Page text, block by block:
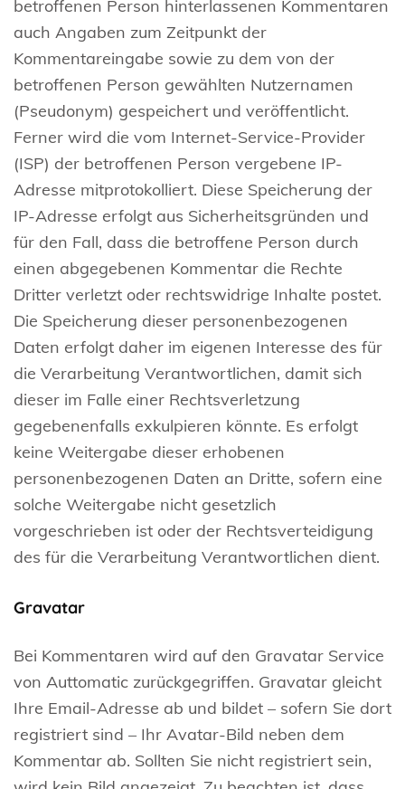
betroffenen Person hinterlassenen Kommentaren
auch Angaben zum Zeitpunkt der
Kommentareingabe sowie zu dem von der
betroffenen Person gewählten Nutzernamen
(Pseudonym) gespeichert und veröffentlicht.
Ferner wird die vom Internet-Service-Provider
(ISP) der betroffenen Person vergebene IP-
Adresse mitprotokolliert. Diese Speicherung der
IP-Adresse erfolgt aus Sicherheitsgründen und
für den Fall, dass die betroffene Person durch
einen abgegebenen Kommentar die Rechte
Dritter verletzt oder rechtswidrige Inhalte postet.
Die Speicherung dieser personenbezogenen
Daten erfolgt daher im eigenen Interesse des für
die Verarbeitung Verantwortlichen, damit sich
dieser im Falle einer Rechtsverletzung
gegebenenfalls exkulpieren könnte. Es erfolgt
keine Weitergabe dieser erhobenen
personenbezogenen Daten an Dritte, sofern eine
solche Weitergabe nicht gesetzlich
vorgeschrieben ist oder der Rechtsverteidigung
des für die Verarbeitung Verantwortlichen dient.
Gravatar
Bei Kommentaren wird auf den Gravatar Service
von Auttomatic zurückgegriffen. Gravatar gleicht
Ihre Email-Adresse ab und bildet – sofern Sie dort
registriert sind – Ihr Avatar-Bild neben dem
Kommentar ab. Sollten Sie nicht registriert sein,